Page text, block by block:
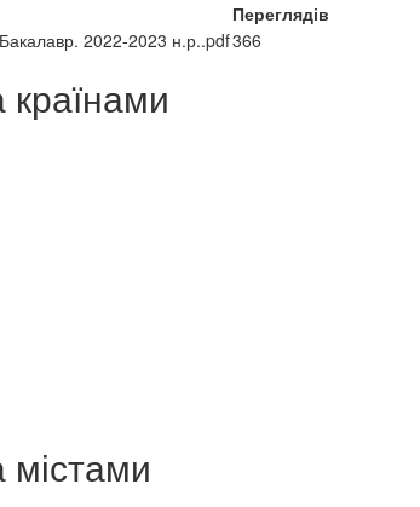
Переглядів
2022-2023 н.р..pdf366
країнами
містами